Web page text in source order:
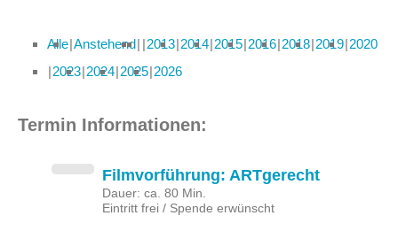
Alle Anstehend 2013 2014 2015 2016 2018 2019 2020
2023 2024 2025 2026
Termin Informationen:
Filmvorführung: ARTgerecht
Dauer: ca. 80 Min.
Eintritt frei / Spende erwünscht